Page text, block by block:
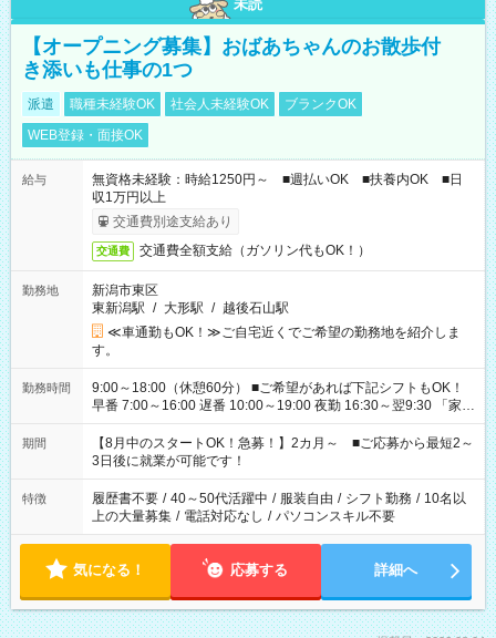
未読
【オープニング募集】おばあちゃんのお散歩付
き添いも仕事の1つ
派遣 職種未経験OK 社会人未経験OK
ブランクOK
WEB登録・面接OK
給与
無資格未経験：時給1250円～ ■週払いOK ■扶養内OK ■日
収1万円以上
交通費別途支給あり
交通費 交通費全額支給（ガソリン代もOK！）
勤務地
新潟市東区
東新潟駅 / 大形駅 / 越後石山駅
≪車通勤もOK！≫ご自宅近くでご希望の勤務地を紹介しま
す。
勤務時間
9:00～18:00（休憩60分） ■ご希望があれば下記シフトもOK！
早番 7:00～16:00 遅番 10:00～19:00 夜勤 16:30～翌9:30 「家族
と休みを合わせたい」 「余裕を持って夕飯の準備がしたい」
「できれば残業はしたくない」 など、ご希望を教えてください
ね。 ※Wワーク希望の方へ 今ご覧のお仕事で希望する勤務時間
と、もう1つのお仕事の勤務時間。 合計で週40時間を超える場
合は応募できません。
期間
【8月中のスタートOK！急募！】2カ月～ ■ご応募から最短2～
3日後に就業が可能です！
特徴 履歴書不要 / 40～50代活躍中 / 服装自由 / シフト勤務 / 10名以
上の大量募集 / 電話対応なし / パソコンスキル不要
気になる！ 応募する 詳細へ